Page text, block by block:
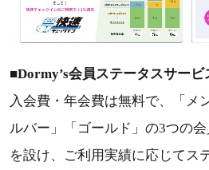
■Dormy’s会員ステータスサービ
入会費・年会費は無料で、「メ
ルバー」「ゴールド」の3つの
を設け、ご利用実績に応じてス